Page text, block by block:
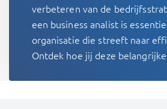
verbeteren van de
een business analist is
organisatie die streeft naar
Ontdek hoe jij deze